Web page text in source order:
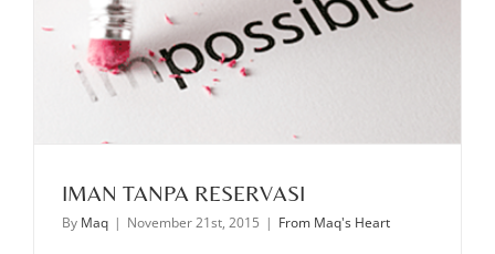
IMAN TANPA RESERVASI
By Maq | November 21st, 2015 | From Maq's Heart